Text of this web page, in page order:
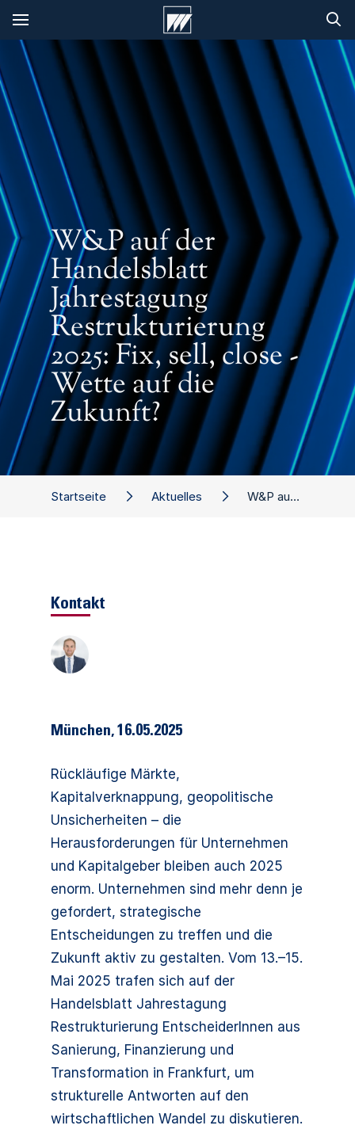
München, 16.05.2025
Rückläufige Märkte,
Kapitalverknappung, geopolitische
Unsicherheiten – die
Herausforderungen für Unternehmen
und Kapitalgeber bleiben auch 2025
enorm. Unternehmen sind mehr denn je
gefordert, strategische
Entscheidungen zu treffen und die
Zukunft aktiv zu gestalten. Vom 13.–15.
Mai 2025 trafen sich auf der
Handelsblatt Jahrestagung
Restrukturierung EntscheiderInnen aus
Sanierung, Finanzierung und
Transformation in Frankfurt, um
strukturelle Antworten auf den
wirtschaftlichen Wandel zu diskutieren.
Startseite Aktuelles W&P auf der Handelsblatt Jahrestagung Restrukturierung 2025: Fix, sell, close - Wette auf die Zukunft?
Kontakt
W&P auf der
Handelsblatt
Jahrestagung
Restrukturierung
2025: Fix, sell, close -
Wette auf die
Zukunft?